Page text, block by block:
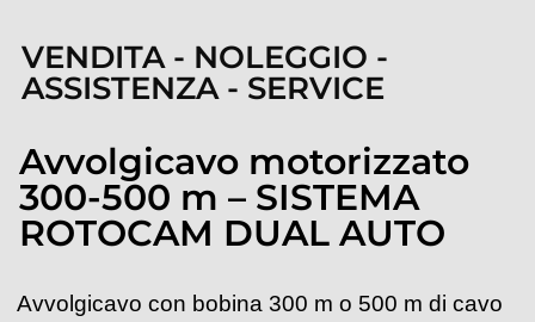
VENDITA - NOLEGGIO -
ASSISTENZA - SERVICE
Avvolgicavo motorizzato
300-500 m – SISTEMA
ROTOCAM DUAL AUTO
Avvolgicavo con bobina 300 m o 500 m di cavo